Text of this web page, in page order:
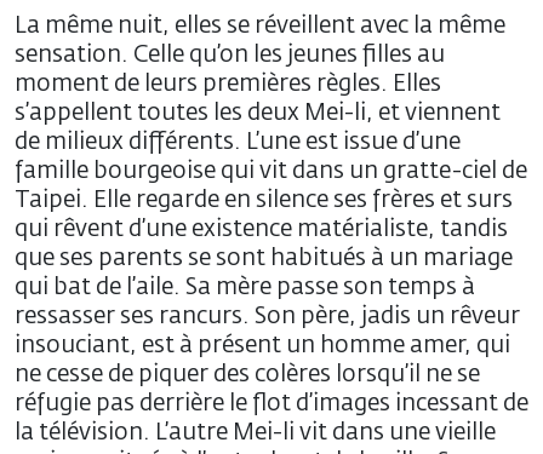
La même nuit, elles se réveillent avec la même
sensation. Celle qu’on les jeunes filles au
moment de leurs premières règles. Elles
s’appellent toutes les deux Mei-li, et viennent
de milieux différents. L’une est issue d’une
famille bourgeoise qui vit dans un gratte-ciel de
Taipei. Elle regarde en silence ses frères et surs
qui rêvent d’une existence matérialiste, tandis
que ses parents se sont habitués à un mariage
qui bat de l’aile. Sa mère passe son temps à
ressasser ses rancurs. Son père, jadis un rêveur
insouciant, est à présent un homme amer, qui
ne cesse de piquer des colères lorsqu’il ne se
réfugie pas derrière le flot d’images incessant de
la télévision. L’autre Mei-li vit dans une vieille